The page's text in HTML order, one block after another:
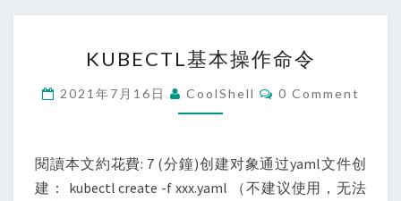
基
本
操
命
令
KUBECTL基本操作命令
2021年7月16日 CoolShell Comments
0 Comment
閱讀本文約花費: 7 (分鐘)创建对象通过yaml文件创
建： kubectl create -f xxx.yaml （不建议使用，无法